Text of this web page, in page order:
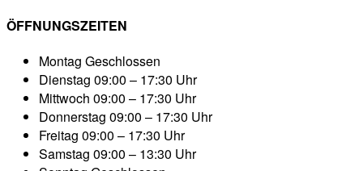
ÖFFNUNGSZEITEN
Montag Geschlossen
Dienstag 09:00 – 17:30 Uhr
Mittwoch 09:00 – 17:30 Uhr
Donnerstag 09:00 – 17:30 Uhr
Freitag 09:00 – 17:30 Uhr
Samstag 09:00 – 13:30 Uhr